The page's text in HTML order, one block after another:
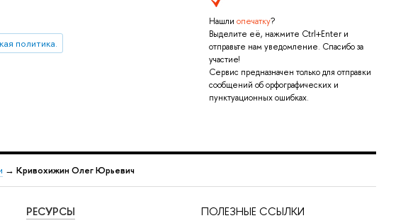
Нашли опечатку?
Выделите её, нажмите Ctrl+Enter и
отправьте нам уведомление. Спасибо за
участие!
Сервис предназначен только для отправки
сообщений об орфографических и
пунктуационных ошибках.
политика.
→ Кривохижин Олег Юрьевич
РЕСУРСЫ ПОЛЕЗНЫЕ ССЫЛКИ